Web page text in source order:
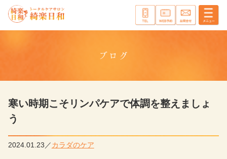
ブログ
寒い時期こそリンパケアで体調を整えましょ
う
2024.01.23 カラダのケア